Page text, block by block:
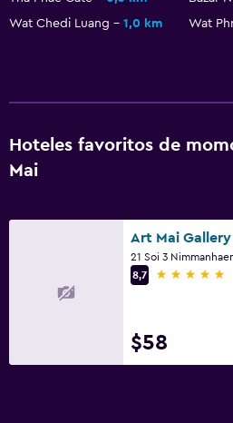
Wat Chedi Luang
1,0 km Wat
Hoteles favoritos de
Mai
8,7
5 estrellas
$58